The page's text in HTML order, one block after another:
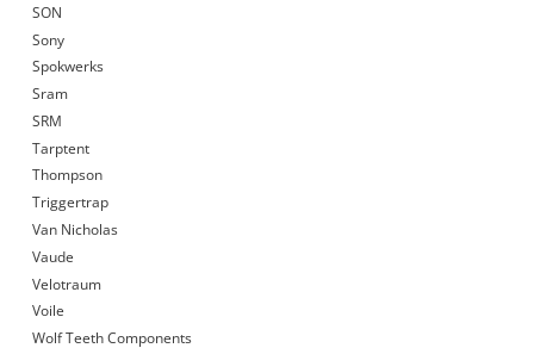
SON
Sony
Spokwerks
Sram
SRM
Tarptent
Thompson
Triggertrap
Van Nicholas
Vaude
Velotraum
Voile
Wolf Teeth Components